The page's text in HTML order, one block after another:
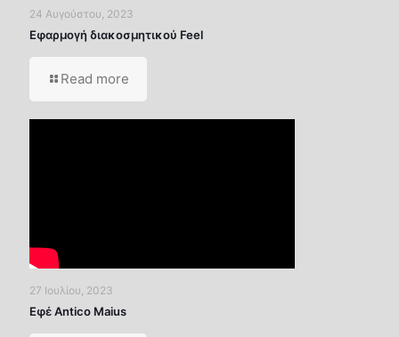
24 Αυγούστου, 2023
Εφαρμογή διακοσμητικού Feel
Read more
27 Ιουλίου, 2023
Εφέ Antico Maius